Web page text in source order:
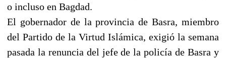
o incluso en Bagdad.
El gobernador de la provincia de Basra, miembro
del Partido de la Virtud Islámica, exigió la semana
pasada la renuncia del jefe de la policía de Basra y